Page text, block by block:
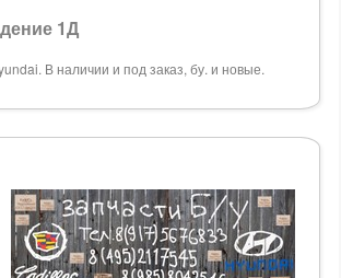
1Д
В наличии и под заказ, бу. и новые.